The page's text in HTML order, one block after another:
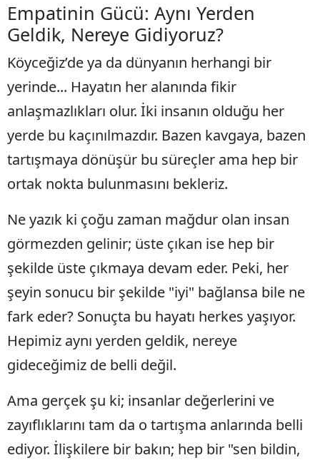
Empatinin Gücü: Aynı Yerden
Geldik, Nereye Gidiyoruz?
​Köyceğiz’de ya da dünyanın herhangi bir
yerinde... Hayatın her alanında fikir
anlaşmazlıkları olur. İki insanın olduğu her
yerde bu kaçınılmazdır. Bazen kavgaya, bazen
tartışmaya dönüşür bu süreçler ama hep bir
ortak nokta bulunmasını bekleriz.
​Ne yazık ki çoğu zaman mağdur olan insan
görmezden gelinir; üste çıkan ise hep bir
şekilde üste çıkmaya devam eder. Peki, her
şeyin sonucu bir şekilde "iyi" bağlansa bile ne
fark eder? Sonuçta bu hayatı herkes yaşıyor.
Hepimiz aynı yerden geldik, nereye
gideceğimiz de belli değil.
​Ama gerçek şu ki; insanlar değerlerini ve
zayıflıklarını tam da o tartışma anlarında belli
ediyor. İlişkilere bir bakın; hep bir "sen bildin,